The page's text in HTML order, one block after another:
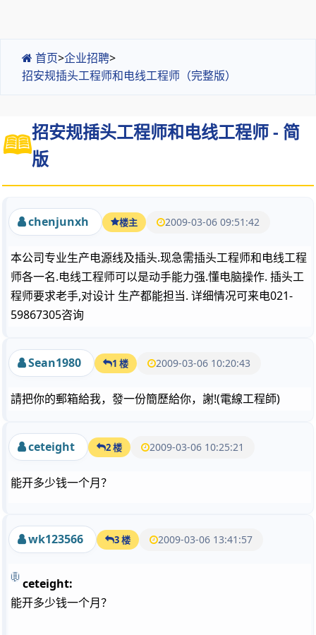
首页>企业招聘>
招安规插头工程师和电线工程师（完整版）
招安规插头工程师和电线工程师 - 简
版
chenjunxh 楼主 2009-03-06 09:51:42
本公司专业生产电源线及插头.现急需插头工程师和电线工程
师各一名.电线工程师可以是动手能力强.懂电脑操作. 插头工
程师要求老手,对设计 生产都能担当. 详细情况可来电021-
59867305咨询
Sean1980 1 楼 2009-03-06 10:20:43
請把你的郵箱給我，發一份簡歷給你，謝!(電線工程師)
ceteight 2 楼 2009-03-06 10:25:21
能开多少钱一个月？
wk123566 3 楼 2009-03-06 13:41:57
ceteight:
能开多少钱一个月？